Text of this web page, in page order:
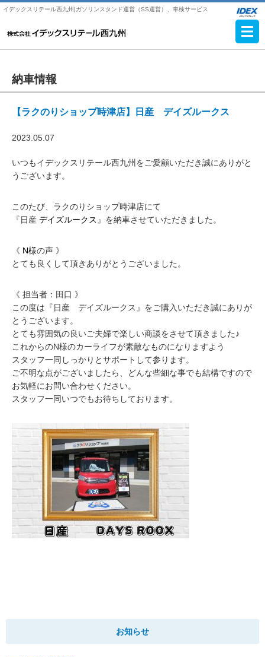
イデックスリテール西九州|ガソリンスタンド運営（SS運営）、車検サービス
納車情報
【ラクのりショップ時津店】日産 デイズルークス
2023.05.07
いつもイデックスリテール西九州をご愛顧いただき誠にありがと
うございます。
このたび、ラクのりショップ時津店にて
『日産 デイズルークス 』を納車させていただきました。
《 N様の声 》
とても良くして頂きありがとうございました。
《 担当者：田口 》
この度は『日産 デイズルークス』をご購入いただき誠にありが
とうございます。
とても雰囲気の良いご夫婦で楽しい商談をさせて頂きました♪
これからのN様のカーライフが素敵なものになりますよう
スタッフ一同しっかりとサポートして参ります。
ご不明な点がございましたら、どんな些細な事でも結構ですので
お気軽にお問い合わせください。
スタッフ一同いつでもお待ちしております。
お知らせ